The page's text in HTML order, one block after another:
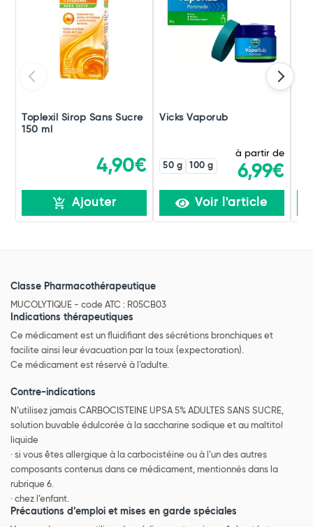
Toplexil Sirop Sans Sucre
150 ml
4,90€
Ajouter
Vicks Vaporub
50 g 100 g
à partir de
6,99€
Voir l'article
Classe Pharmacothérapeutique
MUCOLYTIQUE - code ATC : R05CB03
Indications thérapeutiques
Ce médicament est un fluidifiant des sécrétions bronchiques et
facilite ainsi leur évacuation par la toux (expectoration).
Ce médicament est réservé à l’adulte.
Contre-indications
N’utilisez jamais CARBOCISTEINE UPSA 5% ADULTES SANS SUCRE,
solution buvable édulcorée à la saccharine sodique et au maltitol
liquide
· si vous êtes allergique à la carbocistéine ou à l’un des autres
composants contenus dans ce médicament, mentionnés dans la
rubrique 6.
· chez l’enfant.
Précautions d’emploi et mises en garde spéciales